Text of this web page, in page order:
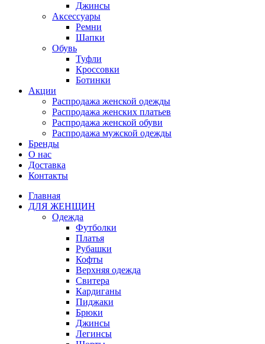
Джинсы
Аксессуары
Ремни
Шапки
Обувь
Туфли
Кроссовки
Ботинки
Акции
Распродажа женской одежды
Распродажа женских платьев
Распродажа женской обуви
Распродажа мужской одежды
Бренды
О нас
Доставка
Контакты
Главная
ДЛЯ ЖЕНЩИН
Одежда
Футболки
Платья
Рубашки
Кофты
Верхняя одежда
Свитера
Кардиганы
Пиджаки
Брюки
Джинсы
Легинсы